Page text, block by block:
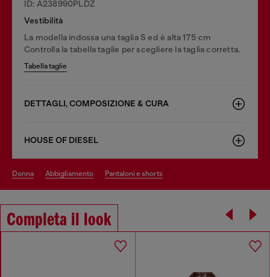
ID: A238990PLDZ
Vestibilità
La modella indossa una taglia S ed è alta 175 cm
Controlla la tabella taglie per scegliere la taglia corretta.
Tabella taglie
DETTAGLI, COMPOSIZIONE & CURA
HOUSE OF DIESEL
donna abbigliamento pantaloni e shorts
Completa il look